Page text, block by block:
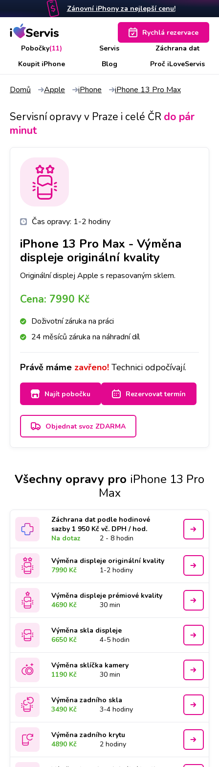
Zánovní iPhony za nejlepší cenu!
Pobočky(11) Servis
Záchrana dat
Koupit iPhone
Blog Proč iLoveServis
Rychlá rezervace
Domů Apple iPhone iPhone 13 Pro Max
Servisní opravy v Praze i celé ČR do pár
minut
Čas opravy: 1-2 hodiny
iPhone 13 Pro Max - Výměna
displeje originální kvality
Originální displej Apple s repasovaným sklem.
Cena: 7990 Kč
Doživotní záruka na práci
24 měsíců záruka na náhradní díl
Právě máme zavřeno! Technici odpočívají.
Najít pobočku Rezervovat termín
Objednat svoz ZDARMA
Všechny opravy pro iPhone 13 Pro
Max
Záchrana dat podle hodinové
sazby 1 950 Kč vč. DPH / hod.
Na dotaz
2 - 8 hodin
Výměna displeje originální kvality
7990 Kč
1-2 hodiny
Výměna displeje prémiové kvality
4690 Kč
30 min
Výměna skla displeje
6650 Kč
4-5 hodin
Výměna sklíčka kamery
1190 Kč
30 min
Výměna zadního skla
3490 Kč
3-4 hodiny
Výměna zadního krytu
4890 Kč
2 hodiny